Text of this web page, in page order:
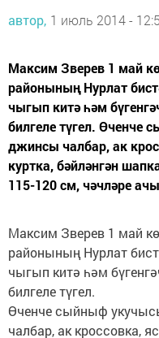
автор, 1 июль 2014 -
Максим Зверев 1 май
районының Нурлат
чыгып китә һәм
билгеле түгел. Өченче
джинсы чалбар, ак
куртка, бәйләнгән
115-120 см, чәчләре
Максим Зверев 1 май
районының Нурлат
чыгып китә һәм
билгеле түгел.
Өченче сыйныф
чалбар, ак кроссовка,